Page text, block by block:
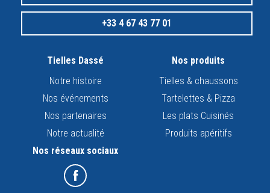
+33 4 67 43 77 01
Tielles Dassé
Notre histoire
Nos événements
Nos partenaires
Notre actualité
Nos produits
Tielles & chaussons
Tartelettes & Pizza
Les plats Cuisinés
Produits apéritifs
Nos réseaux sociaux